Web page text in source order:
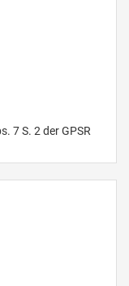
7 S. 2 der GPSR